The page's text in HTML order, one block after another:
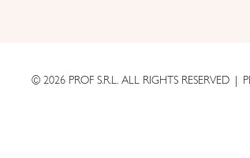
© 2026 PROF S.R.L. ALL RIGHTS RESERVED